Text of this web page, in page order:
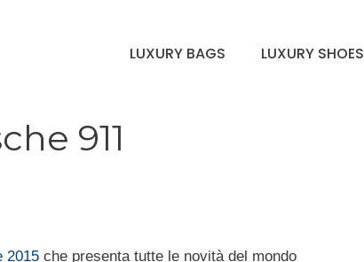
LUXURY BAGS LUXURY SHOES
911
2015 che presenta tutte le novità del mondo